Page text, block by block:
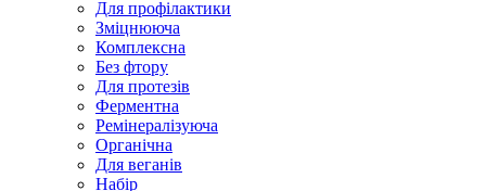
Для профілактики
Зміцнююча
Комплексна
Без фтору
Для протезів
Ферментна
Ремінералізуюча
Органічна
Для веганів
Набір